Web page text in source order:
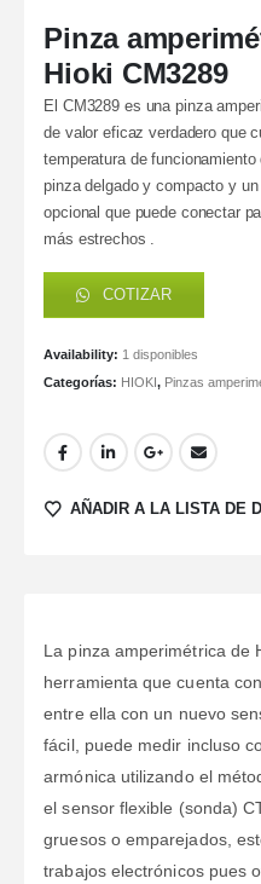
Pinza
Hioki CM3289
El CM3289 es una pinza
de valor eficaz verdadero que
temperatura de funcionamiento
pinza delgado y compacto y
opcional que puede conectar
más estrechos .
COTIZAR
Availability: 1 disponibles
Categorías: HIOKI, Pinzas
AÑADIR A LA LISTA DE
La pinza amperimétrica de
herramienta que cuenta
entre ella con un nuevo
fácil, puede medir incluso
armónica utilizando el
el sensor flexible (sonda)
gruesos o emparejados,
trabajos electrónicos pues